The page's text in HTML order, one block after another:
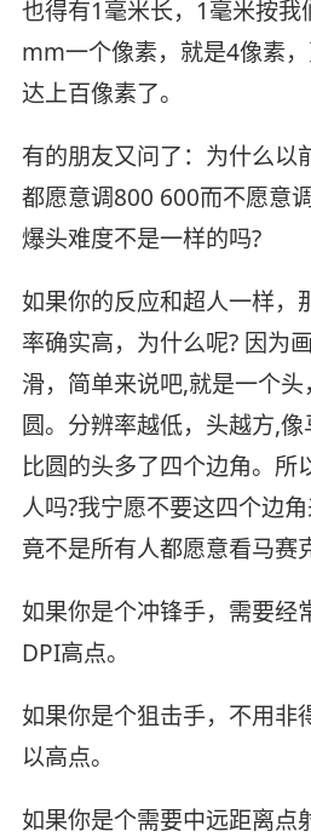
也得有1毫米长，1毫米按我
mm一个像素，就是4像素
达上百像素了。
有的朋友又问了：为什么以
都愿意调800 600而不愿意
爆头难度不是一样的吗?
如果你的反应和超人一样，
率确实高，为什么呢? 因为
滑，简单来说吧,就是一个
圆。分辨率越低，头越方,
比圆的头多了四个边角。所
人吗?我宁愿不要这四个边
竟不是所有人都愿意看马赛
如果你是个冲锋手，需要经
DPI高点。
如果你是个狙击手，不用非
以高点。
如果你是个需要中远距离点